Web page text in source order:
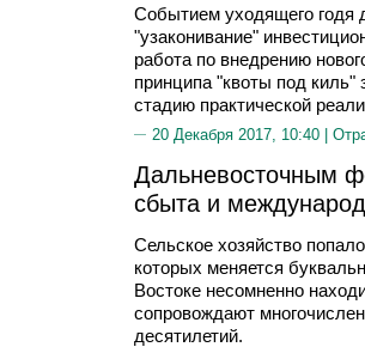
Событием уходящего годя
"узаконивание"
работа по внедрению
принципа "квоты под киль"
стадию практической
20 Декабря 2017, 10:40 |
Дальневосточным
сбыта и
Сельское хозяйство
которых меняется
Востоке несомненно
сопровождают
десятилетий.